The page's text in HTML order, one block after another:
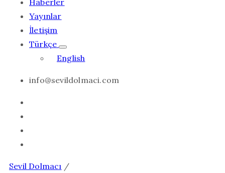
Haberler
Yayınlar
İletişim
Türkçe
English
info@sevildolmaci.com
Sevil Dolmacı /